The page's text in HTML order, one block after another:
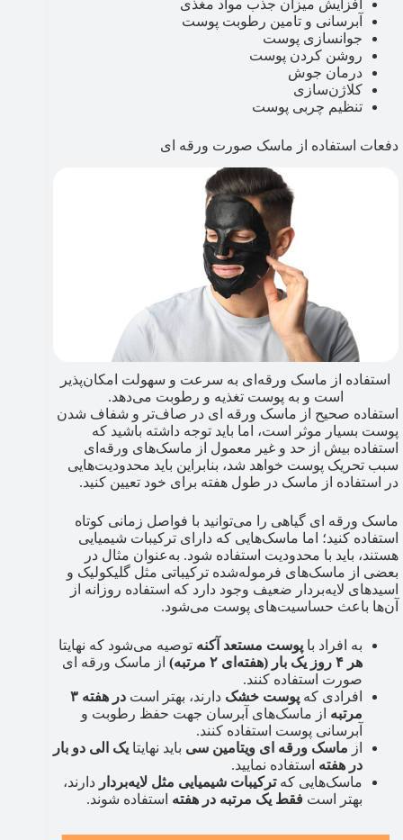
افزایش میزان جذب مواد مغذی
آبرسانی و تامین رطوبت پوست
جوانسازی پوست
روشن کردن پوست
درمان جوش
کلاژن‌سازی
تنظیم چربی پوست
دفعات استفاده از ماسک صورت ورقه ای
استفاده از ماسک ورقه‌ای به سرعت و سهولت امکان‌پذیر
است و به پوست تغذیه و رطوبت می‌دهد.
استفاده صحیح از ماسک ورقه‌ ای در صاف‌تر و شفاف شدن
پوست بسیار موثر است، اما باید توجه داشته باشید که
استفاده بیش از حد و غیر معمول از ماسک‌های ورقه‌ای
سبب تحریک پوست خواهد شد، بنابراین باید محدودیت‌هایی
در استفاده از ماسک در طول هفته برای خود تعیین کنید.
ماسک ورقه ای گیاهی را می‌توانید با فواصل زمانی کوتاه
استفاده کنید؛ اما ماسک‌هایی که دارای ترکیبات شیمیایی
هستند، باید با محدودیت استفاده شود. به‌عنوان مثال در
بعضی از ماسک‌های فرموله‌شده ترکیباتی مثل گلیکولیک و
اسیدهای لایه‌بردار ضعیف وجود دارد که استفاده روزانه از
آن‌ها باعث حساسیت‌های پوست می‌شود.
به افراد با پوست مستعد آکنه توصیه می‌شود که نهایتا
هر ۴ روز یک بار (هفته‌ای ۲ مرتبه)
از ماسک ورقه ای
صورت استفاده کنند.
افرادی که پوست خشک دارند، بهتر است
در هفته ۳
مرتبه از ماسک‌های آبرسان جهت حفظ رطوبت و
آبرسانی پوست استفاده کنند.
از ماسک ورقه ای ویتامین سی باید نهایتا یک الی دو بار
در هفته استفاده نمایید.
ماسک‌هایی کهترکیبات شیمیایی مثل لایه‌بردار دارند،
بهتر است فقط یک مرتبه در هفته استفاده شوند.